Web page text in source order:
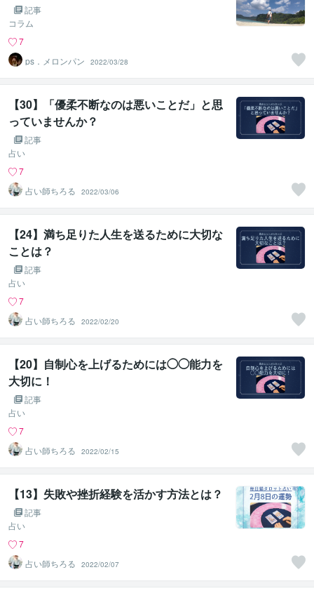
記事
コラム
7
ps．メロンパン
2022/03/28
【30】「優柔不断なのは悪いことだ」と思
っていませんか？
記事
占い
7
占い師ちろる
2022/03/06
【24】満ち足りた人生を送るために大切な
ことは？
記事
占い
7
占い師ちろる
2022/02/20
【20】自制心を上げるためには◯◯能力を
大切に！
記事
占い
7
占い師ちろる
2022/02/15
【13】失敗や挫折経験を活かす方法とは？
記事
占い
7
占い師ちろる
2022/02/07